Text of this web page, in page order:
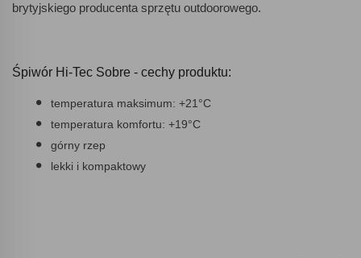
brytyjskiego producenta sprzętu outdoorowego.
Śpiwór Hi-Tec Sobre - cechy produktu:
temperatura maksimum: +21°C
temperatura komfortu: +19°C
górny rzep
lekki i kompaktowy